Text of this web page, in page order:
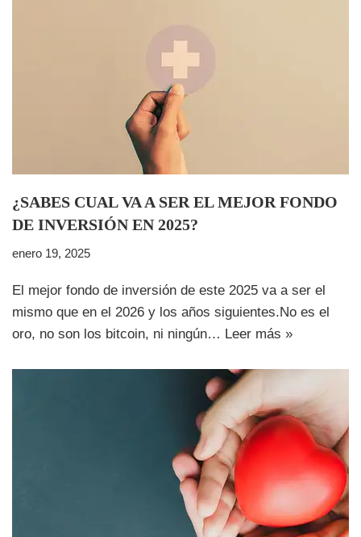
¿SABES CUAL VA A SER EL MEJOR FONDO
DE INVERSIÓN EN 2025?
enero 19, 2025
El mejor fondo de inversión de este 2025 va a ser el
mismo que en el 2026 y los años siguientes.No es el
oro, no son los bitcoin, ni ningún… Leer más »